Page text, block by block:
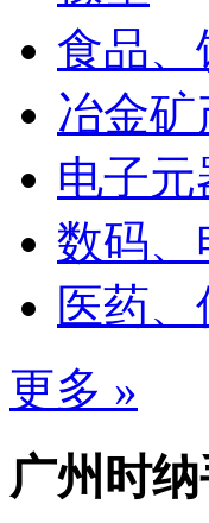
食品、
冶金矿
电子元
数码、
医药、
更多 »
广州时